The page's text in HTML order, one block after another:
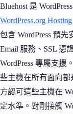
Bluehost 是
WordPress.org
包含 WordPress 預先
Email 服務、SSL 憑
WordPress 專屬支援
些主機在所有面向都
方認可這些主機在
定水準。對剛接觸